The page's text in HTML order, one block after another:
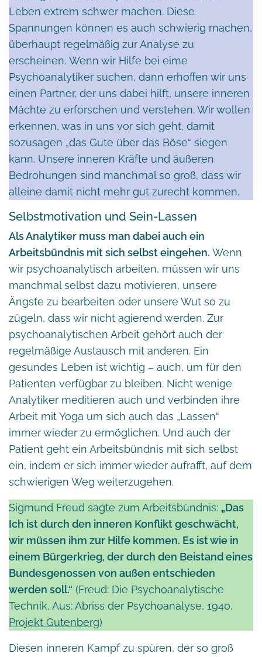
Leben extrem schwer machen. Diese
Spannungen können es auch schwierig machen,
überhaupt regelmäßig zur Analyse zu
erscheinen. Wenn wir Hilfe bei eime
Psychoanalytiker suchen, dann erhoffen wir uns
einen Partner, der uns dabei hilft, unsere inneren
Mächte zu erforschen und verstehen. Wir wollen
erkennen, was in uns vor sich geht, damit
sozusagen „das Gute über das Böse“ siegen
kann. Unsere inneren Kräfte und äußeren
Bedrohungen sind manchmal so groß, dass wir
alleine damit nicht mehr gut zurecht kommen.
Selbstmotivation und Sein-Lassen
Als Analytiker muss man dabei auch ein
Arbeitsbündnis mit sich selbst eingehen. Wenn
wir psychoanalytisch arbeiten, müssen wir uns
manchmal selbst dazu motivieren, unsere
Ängste zu bearbeiten oder unsere Wut so zu
zügeln, dass wir nicht agierend werden. Zur
psychoanalytischen Arbeit gehört auch der
regelmäßige Austausch mit anderen. Ein
gesundes Leben ist wichtig – auch, um für den
Patienten verfügbar zu bleiben. Nicht wenige
Analytiker meditieren auch und verbinden ihre
Arbeit mit Yoga um sich auch das „Lassen“
immer wieder zu ermöglichen. Und auch der
Patient geht ein Arbeitsbündnis mit sich selbst
ein, indem er sich immer wieder aufrafft, auf dem
schwierigen Weg weiterzugehen.
Sigmund Freud sagte zum Arbeitsbündnis: „Das
Ich ist durch den inneren Konflikt geschwächt,
wir müssen ihm zur Hilfe kommen. Es ist wie in
einem Bürgerkrieg, der durch den Beistand eines
Bundesgenossen von außen entschieden
werden soll.“ (Freud: Die Psychoanalytische
Technik, Aus: Abriss der Psychoanalyse, 1940,
Projekt Gutenberg)
Diesen inneren Kampf zu spüren, der so groß